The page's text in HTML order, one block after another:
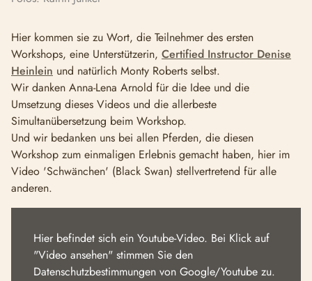
Hier kommen sie zu Wort, die Teilnehmer des ersten
Workshops, eine Unterstützerin, Certified Instructor Denise
Heinlein und natürlich Monty Roberts selbst.
Wir danken Anna-Lena Arnold für die Idee und die
Umsetzung dieses Videos und die allerbeste
Simultanübersetzung beim Workshop.
Und wir bedanken uns bei allen Pferden, die diesen
Workshop zum einmaligen Erlebnis gemacht haben, hier im
Video 'Schwänchen' (Black Swan) stellvertretend für alle
anderen.
Hier befindet sich ein Youtube-Video. Bei Klick auf
"Video ansehen" stimmen Sie den
Datenschutzbestimmungen von Google/Youtube zu.